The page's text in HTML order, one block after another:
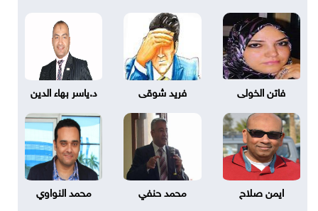
فاتن الخولى فريد شوقى د.ياسر بهاء الدين
ايمن صلاح محمد حنفي محمد النواوي